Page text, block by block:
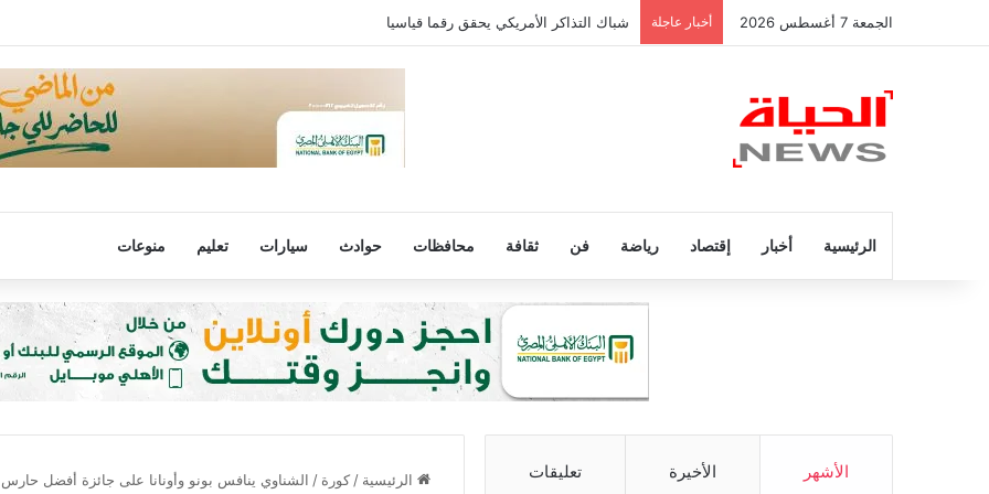
الجمعة 7 أغسطس 2026 أخبار عاجلة شباك التذاكر الأمريكي يحقق رقما قياسيا
الرئيسية أخبار إقتصاد رياضة فن ثقافة محافظات حوادث سيارات تعليم منوعات
الرئيسية / كورة / الشناوي ينافس بونو وأونانا على جائزة أفضل حارس الأشهر الأخيرة تعليقات